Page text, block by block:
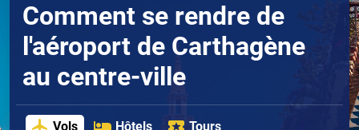
Comment se rendre de
l'aéroport de Carthagène
au centre-ville
Vols Hôtels Tours